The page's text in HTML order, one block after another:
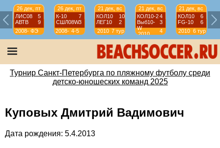
26 дек, пт
ЛИС08
5
АВТВ
9
2008-
2009
ФЭ
26 дек, пт
К-10
7
СШЛ08W3
2008-
2009
4-5
21 дек, вс
КОЛ10
10
ЛЕГ10
2
2010 7 тур
21 дек, вс
КОЛ10-24
Выб10-
W
3
2010
4
тур
21 дек, вс
КОЛ10
6
FG-10
6
2010 6 тур
Турнир Санкт-Петербурга по пляжному футболу среди
детско-юношеских команд 2025
Куповых Дмитрий Вадимович
Дата рождения: 5.4.2013